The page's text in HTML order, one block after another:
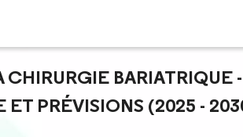
BARIATRIQUE -
ET PRÉVISIONS (2025 -